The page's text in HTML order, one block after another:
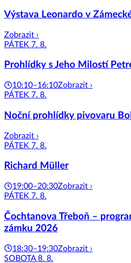
Výstava Leonardo v
Zobrazit ›
PÁTEK 7. 8.
Prohlídky s Jeho Milostí
10:10–16:10Zobrazit ›
PÁTEK 7. 8.
Noční prohlídky pivovaru
Zobrazit ›
PÁTEK 7. 8.
Richard Müller
19:00–20:30Zobrazit ›
PÁTEK 7. 8.
Čochtanova Třeboň –
zámku 2026
18:30–19:30Zobrazit ›
SOBOTA 8. 8.